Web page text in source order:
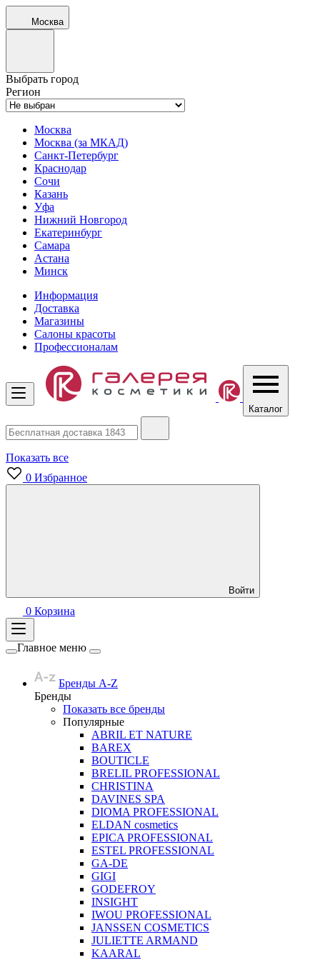
Москва
Выбрать город
Регион
Москва
Москва (за МКАД)
Санкт-Петербург
Краснодар
Сочи
Казань
Уфа
Нижний Новгород
Екатеринбург
Самара
Астана
Минск
Информация
Доставка
Магазины
Салоны красоты
Профессионалам
Каталог
Показать все
0 Избранное
Войти
0 Корзина
Главное меню
Бренды A-Z
Бренды
Показать все бренды
Популярные
ABRIL ET NATURE
BAREX
BOUTICLE
BRELIL PROFESSIONAL
CHRISTINA
DAVINES SPA
DIOMA PROFESSIONAL
ELDAN cosmetics
EPICA PROFESSIONAL
ESTEL PROFESSIONAL
GA-DE
GIGI
GODEFROY
INSIGHT
IWOU PROFESSIONAL
JANSSEN COSMETICS
JULIETTE ARMAND
KAARAL